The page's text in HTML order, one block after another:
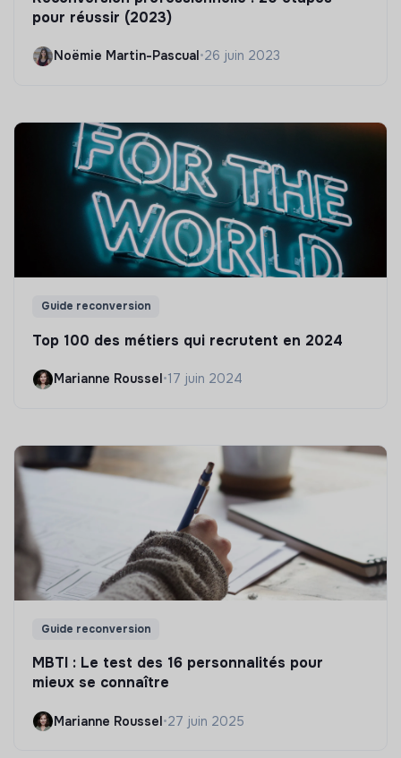
pour réussir (2023)
Noëmie Martin-Pascual •26 juin 2023
Guide reconversion
Top 100 des métiers qui recrutent en 2024
Marianne Roussel•17 juin 2024
Guide reconversion
MBTI : Le test des 16 personnalités pour
mieux se connaître
Marianne Roussel•27 juin 2025